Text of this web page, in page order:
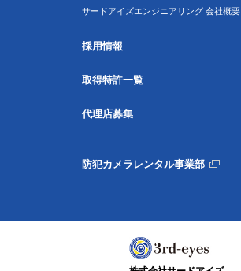
サードアイズエンジニアリング 会社概要
採用情報
取得特許一覧
代理店募集
防犯カメラレンタル事業部